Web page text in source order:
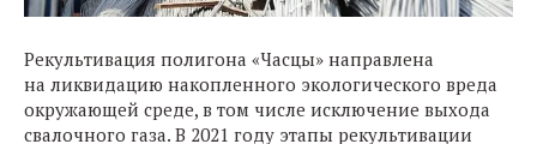
Рекультивация полигона «Часцы» направлена
на ликвидацию накопленного экологического вреда
окружающей среде, в том числе исключение выхода
свалочного газа. В 2021 году этапы рекультивации